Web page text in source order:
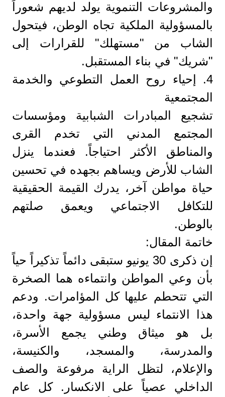
والمشروعات التنموية يولد لديهم شعوراً
بالمسؤولية الملكية تجاه الوطن، فيتحول
الشاب من "مستهلك" للقرارات إلى
"شريك" في بناء المستقبل.
​4. إحياء روح العمل التطوعي والخدمة
المجتمعية
​تشجيع المبادرات الشبابية ومؤسسات
المجتمع المدني التي تخدم القرى
والمناطق الأكثر احتياجاً. فعندما ينزل
الشاب للأرض ويساهم بجهده في تحسين
حياة مواطن آخر، يدرك القيمة الحقيقية
للتكافل الاجتماعي ويعمق صلتهم
بالوطن.
​خاتمة المقال:
إن ذكرى 30 يونيو ستبقى دائماً تذكيراً حياً
بأن وعي المواطن وانتماءه هما الصخرة
التي تتحطم عليها كل المؤامرات. ودعم
هذا الانتماء ليس مسؤولية جهة واحدة،
بل هو ميثاق وطني يجمع الأسرة،
والمدرسة، والمسجد، والكنيسة،
والإعلام، لتظل الراية مرفوعة والصف
الداخلي عصياً على الانكسار. كل عام